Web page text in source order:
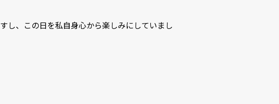
し、この日を私自身心から楽しみにしていまし